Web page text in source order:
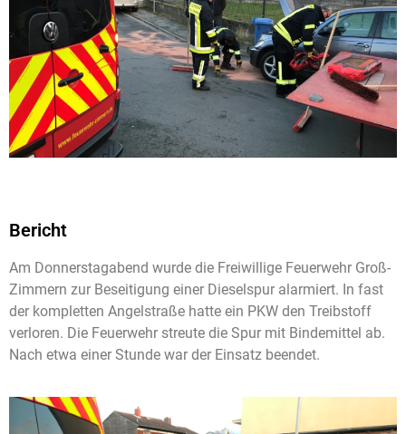
Bericht
Am Donnerstagabend wurde die Freiwillige Feuerwehr Groß-
Zimmern zur Beseitigung einer Dieselspur alarmiert. In fast
der kompletten Angelstraße hatte ein PKW den Treibstoff
verloren. Die Feuerwehr streute die Spur mit Bindemittel ab.
Nach etwa einer Stunde war der Einsatz beendet.